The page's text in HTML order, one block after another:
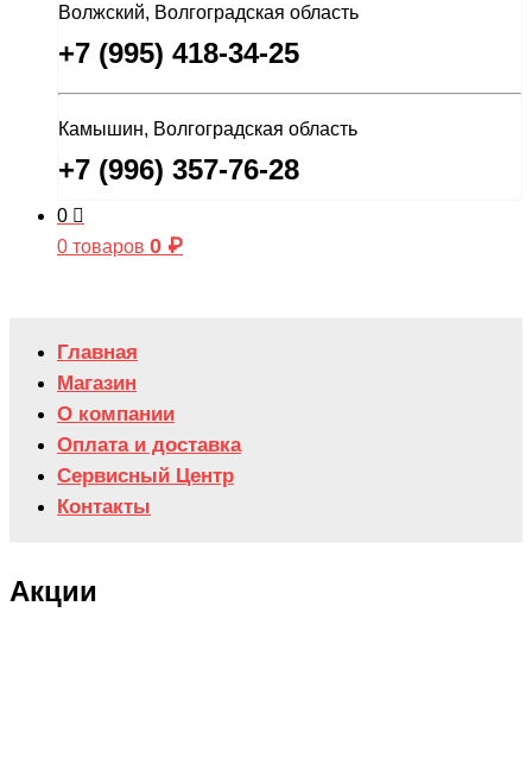
Волжский, Волгоградская область
+7 (995) 418-34-25
Камышин, Волгоградская область
+7 (996) 357-76-28
0
0 товаров 0 ₽
Главная
Магазин
О компании
Оплата и доставка
Сервисный Центр
Контакты
Акции